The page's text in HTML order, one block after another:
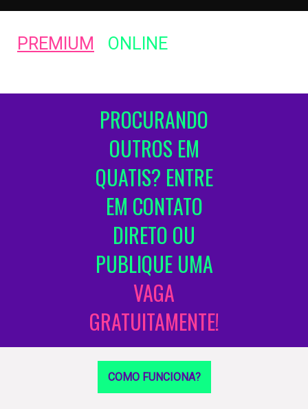
PREMIUM ONLINE
PROCURANDO
OUTROS EM
QUATIS? ENTRE
EM CONTATO
DIRETO OU
PUBLIQUE UMA
VAGA
GRATUITAMENTE!
COMO FUNCIONA?